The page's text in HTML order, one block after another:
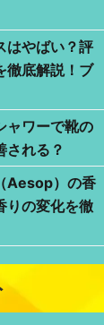
2025/8/15
？評判や注
ブログ
[st-kaiwa2
kaiwa"]
ごく安い
[st-
blocks-st-
ス）は評判も
調べてから
はやばい？評
徹底解説！ブ
ャワーで靴の
される？
Aesop）の香
りの変化を徹